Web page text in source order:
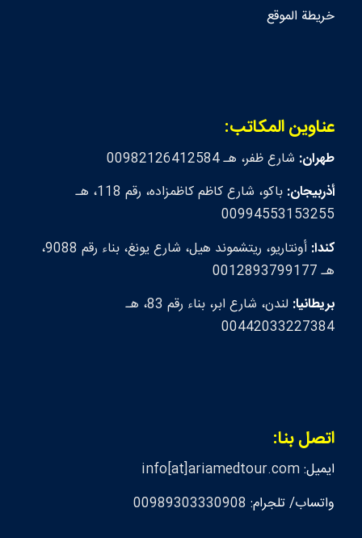
خريطة الموقع
عناوين المكاتب:
طهران: شارع ظفر، هـ 00982126412584
أذربيجان:
باكو، شارع كاظم كاظمزاده، رقم 118، هـ
00994553153255
كندا:
أونتاريو، ريتشموند هيل، شارع يونغ، بناء رقم 9088،
هـ 0012893799177
بريطانيا:
لندن، شارع ابر، بناء رقم 83، هـ
00442033227384
اتصل بنا:
ايميل:info[at]ariamedtour.com
واتساب/ تلجرام: 00989303330908